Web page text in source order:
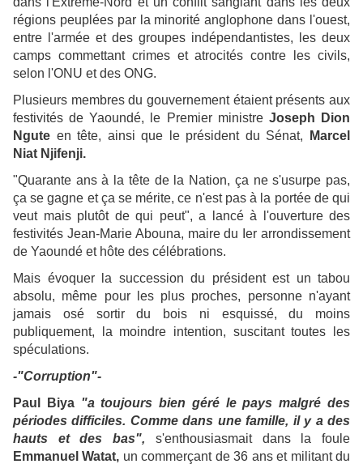
régions peuplées par la minorité anglophone dans l'ouest,
entre l'armée et des groupes indépendantistes, les deux
camps commettant crimes et atrocités contre les civils,
selon l'ONU et des ONG.
Plusieurs membres du gouvernement étaient présents aux
festivités de Yaoundé, le Premier ministre Joseph Dion
Ngute en tête, ainsi que le président du Sénat,
Marcel
Niat Njifenji.
"Quarante ans à la tête de la Nation, ça ne s'usurpe pas,
ça se gagne et ça se mérite, ce n'est pas à la portée de qui
veut mais plutôt de qui peut", a lancé à l'ouverture des
festivités Jean-Marie Abouna, maire du Ier arrondissement
de Yaoundé et hôte des célébrations.
Mais évoquer la succession du président est un tabou
absolu, même pour les plus proches, personne n'ayant
jamais osé sortir du bois ni esquissé, du moins
publiquement, la moindre intention, suscitant toutes les
spéculations.
-"Corruption"-
Paul Biya "a toujours bien géré le pays malgré des
périodes difficiles. Comme dans une famille, il y a des
hauts et des bas", s'enthousiasmait dans la foule
Emmanuel Watat, un commerçant de 36 ans et militant du